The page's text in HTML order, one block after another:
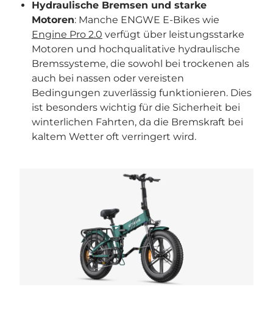
Hydraulische Bremsen und starke
Motoren: Manche ENGWE E-Bikes wie
Engine Pro 2.0 verfügt über leistungsstarke
Motoren und hochqualitative hydraulische
Bremssysteme, die sowohl bei trockenen als
auch bei nassen oder vereisten
Bedingungen zuverlässig funktionieren. Dies
ist besonders wichtig für die Sicherheit bei
winterlichen Fahrten, da die Bremskraft bei
kaltem Wetter oft verringert wird.